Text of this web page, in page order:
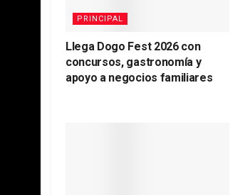
PRINCIPAL
Llega Dogo Fest 2026 con
concursos, gastronomía y
apoyo a negocios familiares